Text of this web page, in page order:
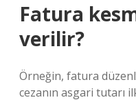
Fatura
verilir?
Örneğin, fatura
cezanın asgari tutarı